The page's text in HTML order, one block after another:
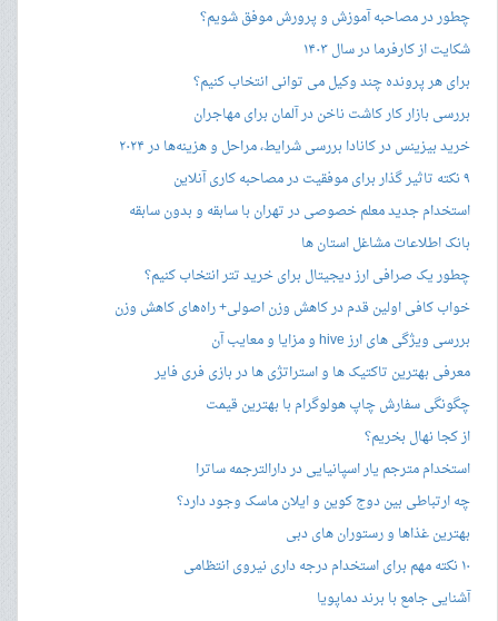
چطور در مصاحبه‌ آموزش و پرورش موفق شویم؟
شکایت از کارفرما در سال ۱۴۰۳
برای هر پرونده چند وکیل می توانی انتخاب کنیم؟
بررسی بازار کار کاشت ناخن در آلمان برای مهاجران
خرید بیزینس در کانادا بررسی شرایط، مراحل و هزینه‌ها در ۲۰۲۴
۹ نکته تاثیر گذار برای موفقیت در مصاحبه کاری آنلاین
استخدام جدید معلم خصوصی در تهران با سابقه و بدون سابقه
بانک اطلاعات مشاغل استان ها
چطور یک صرافی ارز دیجیتال برای خرید تتر انتخاب کنیم؟
خواب کافی اولین قدم در کاهش وزن اصولی+ راه‌های کاهش وزن
بررسی ویژگی های ارز hive و مزایا و معایب آن
معرفی بهترین تاکتیک ها و استراتژی ها در بازی فری فایر
چگونگی سفارش چاپ هولوگرام با بهترین قیمت
از کجا نهال بخریم؟
استخدام مترجم یار اسپانیایی در دارالترجمه ساترا
چه ارتباطی بین دوج کوین و ایلان ماسک وجود دارد؟
بهترین غذاها و رستوران های دبی
۱۰ نکته مهم برای استخدام درجه داری نیروی انتظامی
آشنایی جامع با برند دماپویا